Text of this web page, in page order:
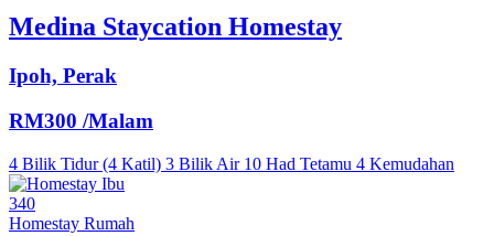
Medina Staycation Homestay
Ipoh, Perak
RM300 /Malam
4 Bilik Tidur (4 Katil) 3 Bilik Air 10 Had Tetamu 4 Kemudahan
340
Homestay Rumah